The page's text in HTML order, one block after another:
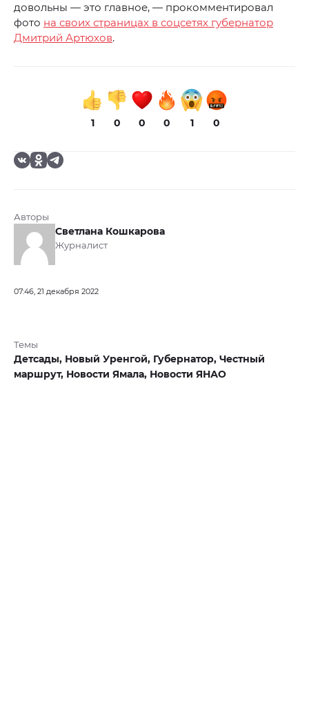
довольны — это главное, — прокомментировал
фото на своих страницах в соцсетях губернатор
Дмитрий Артюхов.
1 0 0 0 1 0
Авторы
Светлана Кошкарова
Журналист
07:46, 21 декабря 2022
Темы
Детсады, Новый Уренгой, Губернатор, Честный
маршрут, Новости Ямала, Новости ЯНАО